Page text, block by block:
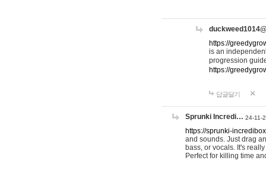
https://
is an
progression
https://
답글달기
Sprunki Incredi… 24-11-
https://sprunki-
and sounds. Just drag
bass, or vocals. It's
Perfect for killing time